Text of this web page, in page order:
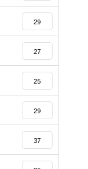
29
27
25
29
37